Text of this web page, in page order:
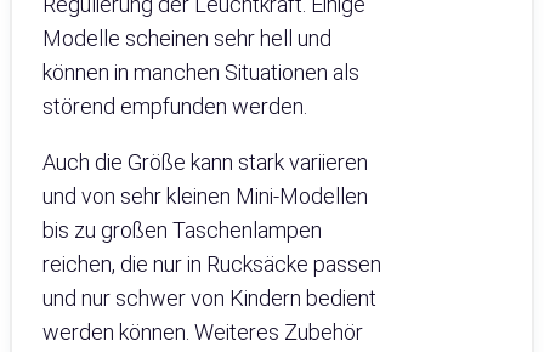
Modelle scheinen sehr hell und
können in manchen Situationen als
störend empfunden werden.
Auch die Größe kann stark variieren
und von sehr kleinen Mini-Modellen
bis zu großen Taschenlampen
reichen, die nur in Rucksäcke passen
und nur schwer von Kindern bedient
werden können. Weiteres Zubehör